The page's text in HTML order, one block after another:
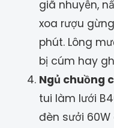
giã nhuyễn,
xoa rượu
phút. Lông
bị cúm hay
Ngủ chuồng
tui làm lưới
đèn sưởi